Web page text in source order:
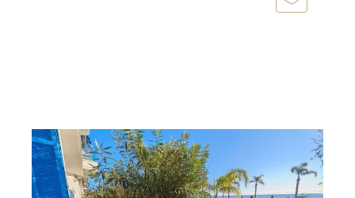
NICE 06
93,11 m2, 3 pièces
Ref : 573